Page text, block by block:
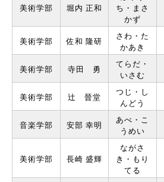
美術学部 堀内 正和
ち・まさ
かず
美術学部 佐和 隆研
さわ・た
かあき
美術学部 寺⽥ 勇
てらだ・
いさむ
美術学部 辻 晉堂
つじ・し
んどう
音楽学部 安部 幸明
あべ・こ
うめい
美術学部 ⻑崎 盛輝
ながさ
き・もり
てる